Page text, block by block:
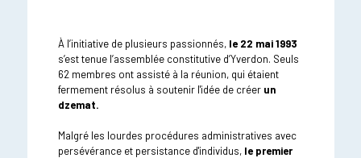
À l’initiative de plusieurs passionnés, le 22 mai 1993
s’est tenue l’assemblée constitutive d’Yverdon. Seuls
62 membres ont assisté à la réunion, qui étaient
fermement résolus à soutenir l'idée de créer un
dzemat.
Malgré les lourdes procédures administratives avec
persévérance et persistance d'individus, le premier